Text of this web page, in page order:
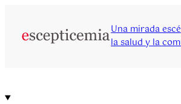
contenido
Una mirada
la salud y la